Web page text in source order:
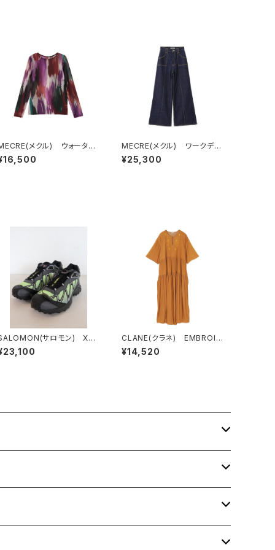
メクル) ウォーター
ラーシアープルオーバー
MECRE(メクル) ワークディ
テールデニムパンツ
¥25,300
サロモン) XTｰ
CLANE(クラネ) EMBROID
ERY TIERED ONE PIECE
¥14,520